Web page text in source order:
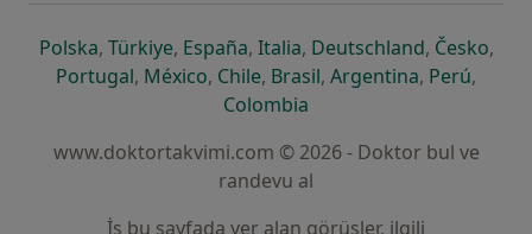
Polskayeni bir sekmede açılır
, Türkiyeyeni bir sekmede açılır
, Españayeni bir sekmede açılır
, Italiayeni bir sekmede açılır
, Deutschlandyeni bir
, Českoyeni
,
Portugalyeni bir sekmede açılır
, Méxicoyeni bir sekmede açılır
, Chileyeni bir sekmede açılır
, Brasilyeni bir sekmede açılır
, Argentinayeni bir
, Perúyeni
,
Colombia
www.doktortakvimi.com © 2026 - Doktor bul ve
randevu al
İş bu sayfada yer alan görüşler, ilgili